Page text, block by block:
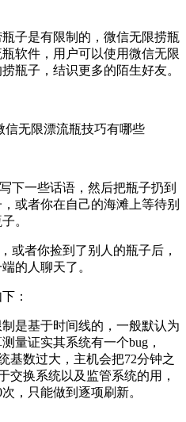
是有限制的，微信无限捞瓶
软件，用户可以使用微信无限
瓶子，结识更多的陌生好友。
无限漂流瓶技巧有哪些
一些话语，然后把瓶子扔到
或者你在自己的海滩上等待别
。
者你捡到了别人的瓶子后，
的人聊天了。
：
基于时间线的，一般默认为
量证实其系统有一个bug，
基数过大，主机会把72分钟之
交换系统以及监管系统的用，
，只能做到逐项刷新。